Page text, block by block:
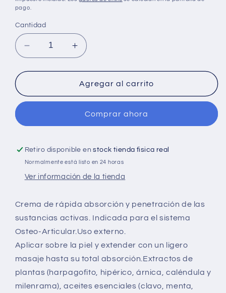
pago.
Cantidad
Reducir
cantidad
para
Crema
Ml
Aumentar
cantidad
para
Zhinyin
Crema
200
Ml
Agregar al carrito
Comprar ahora
Retiro disponible enstock tienda fisica real
Normalmente está listo en 24 horas
Ver información de la tienda
Crema de rápida absorción y penetración de las
sustancias activas. Indicada para el sistema
Osteo-Articular.Uso externo.
Aplicar sobre la piel y extender con un ligero
masaje hasta su total absorción.Extractos de
plantas (harpagofito, hipérico, árnica, caléndula y
milenrama), aceites esenciales (clavo, menta,